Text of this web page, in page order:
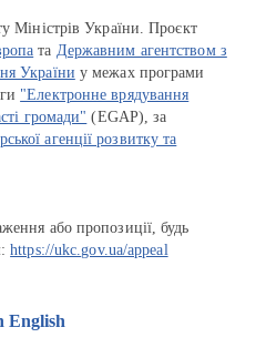
Міністрів України. Проєкт
та Державним агентством з
України у межах програми
"Електронне врядування
громади" (EGAP), за
агенції розвитку та
або пропозиції, будь
https://ukc.gov.ua/appeal
English